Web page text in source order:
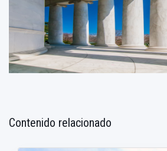
Contenido relacionado